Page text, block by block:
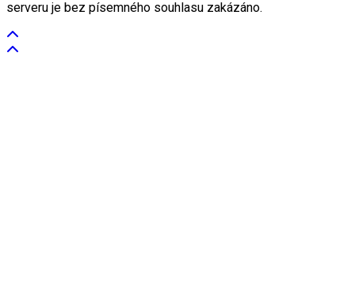
serveru je bez písemného souhlasu zakázáno.